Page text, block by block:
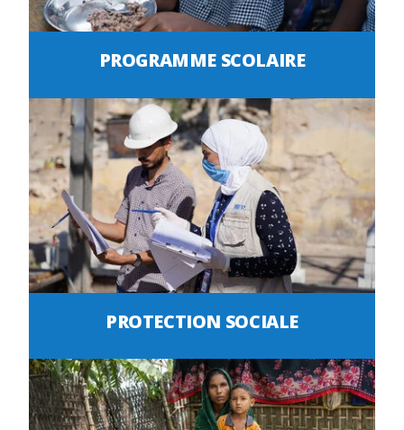
PROGRAMME SCOLAIRE
PROTECTION SOCIALE